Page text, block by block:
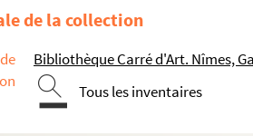
de la collection
Bibliothèque Carré d'Art. Nîmes,
Tous les inventaires
traducteurs et droits (administration)
littéraires